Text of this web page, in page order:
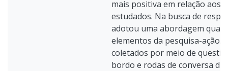
mais positiva em relação aos
estudados. Na busca de
adotou uma abordagem
elementos da pesquisa-ação.
coletados por meio de
bordo e rodas de conversa